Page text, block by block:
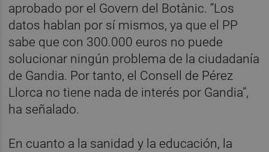
aprobado por el Govern del Botànic. “Los
datos hablan por sí mismos, ya que el PP
sabe que con 300.000 euros no puede
solucionar ningún problema de la ciudadanía
de Gandia. Por tanto, el Consell de Pérez
Llorca no tiene nada de interés por Gandia”,
ha señalado.
En cuanto a la sanidad y la educación, la